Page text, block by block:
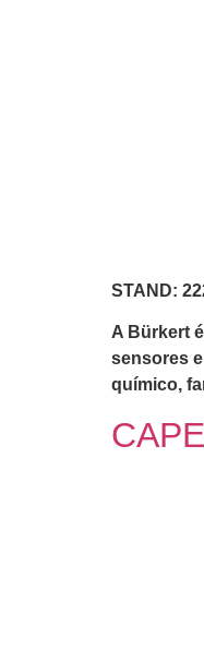
STAND:
A Bürkert
sensores
químico,